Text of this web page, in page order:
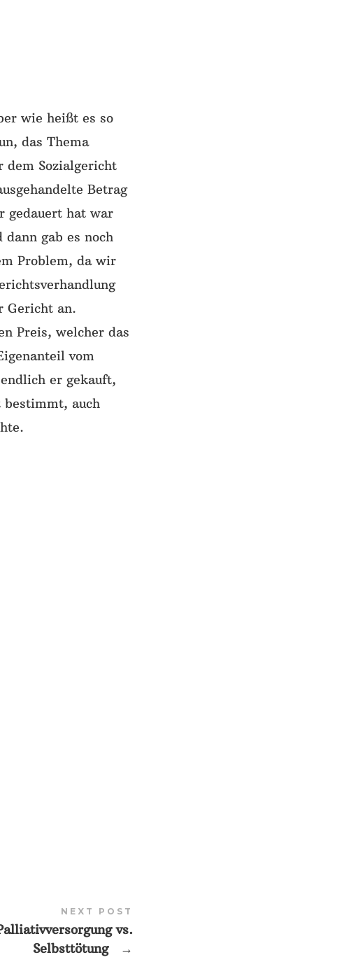
wie heißt es so
das Thema
dem Sozialgericht
Betrag
gedauert hat war
gab es noch
Problem, da wir
Gericht an.
Preis, welcher das
vom
er gekauft,
auch
NEXT POST
vs.
Selbsttötung
→